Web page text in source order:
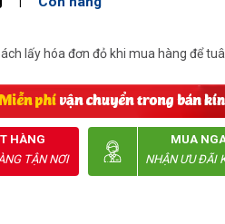
lấy hóa đơn đỏ khi mua hàng để
HÀNG
TẬN NƠI
MUA
NHẬN ƯU ĐÃI